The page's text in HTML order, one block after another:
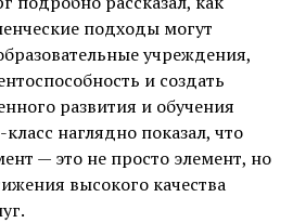
подходы могут
учреждения,
и создать
развития и обучения
наглядно показал, что
— это не просто элемент, но
высокого качества